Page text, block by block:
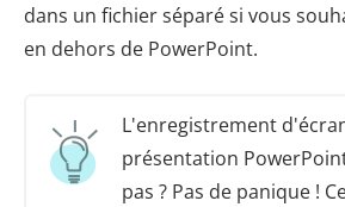
dans un fichier séparé si vous
en dehors de PowerPoint.
L'enregistrement
présentation
pas ? Pas de panique !